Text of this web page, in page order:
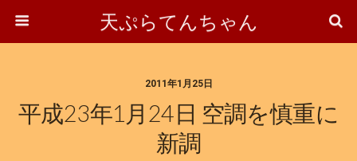
天ぷらてんちゃん
2011年1月25日
平成23年1月24日 空調を慎重に
新調